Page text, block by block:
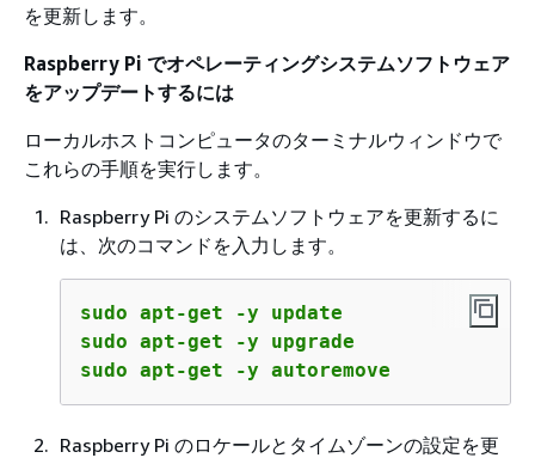
を更新します。
Raspberry Pi でオペレーティングシステムソフトウェア
をアップデートするには
ローカルホストコンピュータのターミナルウィンドウで
これらの手順を実行します。
Raspberry Pi のシステムソフトウェアを更新するに
は、次のコマンドを入力します。
sudo apt-get -y update
sudo apt-get -y upgrade
sudo apt-get -y autoremove
Raspberry Pi のロケールとタイムゾーンの設定を更